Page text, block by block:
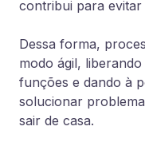
contribui para
Dessa forma,
modo ágil,
funções e dando à
solucionar
sair de casa.